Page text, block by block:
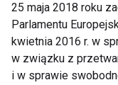
początku
bioder i
stopniowo
25 maja 2018 roku
Parlamentu
kwietnia 2016 r. w
w związku z
i w sprawie